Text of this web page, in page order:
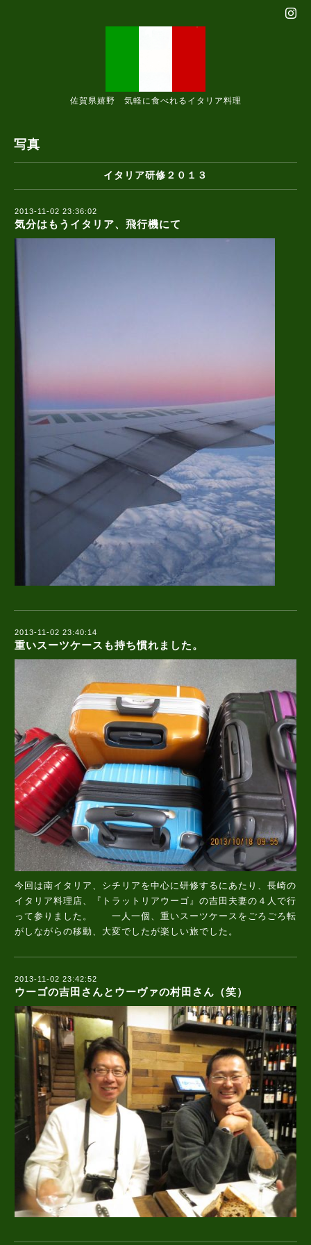
佐賀県嬉野 気軽に食べれるイタリア料理
写真
イタリア研修２０１３
2013-11-02 23:36:02
気分はもうイタリア、飛行機にて
2013-11-02 23:40:14
重いスーツケースも持ち慣れました。
今回は南イタリア、シチリアを中心に研修するにあたり、長崎の
イタリア料理店、『トラットリアウーゴ』の吉田夫妻の４人で行
って参りました。 一人一個、重いスーツケースをごろごろ転
がしながらの移動、大変でしたが楽しい旅でした。
2013-11-02 23:42:52
ウーゴの吉田さんとウーヴァの村田さん（笑）